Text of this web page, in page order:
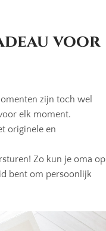
voor
zijn toch wel
elk moment.
originele en
Zo kun je oma op
bent om persoonlijk